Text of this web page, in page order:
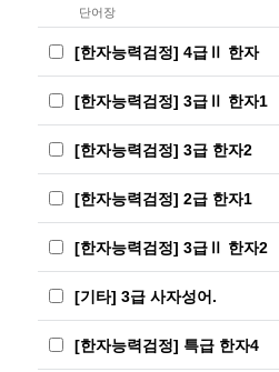
단어장
[한자능력검정] 4급Ⅱ 한자
[한자능력검정] 3급Ⅱ 한자1
[한자능력검정] 3급 한자2
[한자능력검정] 2급 한자1
[한자능력검정] 3급Ⅱ 한자2
[기타] 3급 사자성어.
[한자능력검정] 특급 한자4